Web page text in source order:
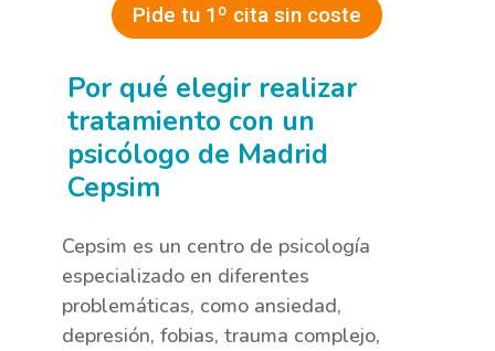
Pide tu 1º cita sin coste
Por qué elegir realizar
tratamiento con un
psicólogo de Madrid
Cepsim
Cepsim es un centro de psicología
especializado en diferentes
problemáticas, como ansiedad,
depresión, fobias, trauma complejo,